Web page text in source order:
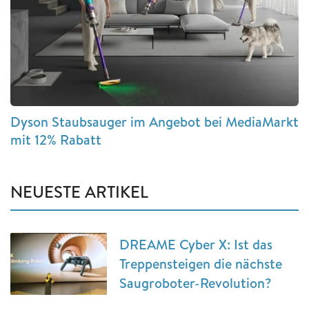
Dyson Staubsauger im Angebot bei MediaMarkt
mit 12% Rabatt
NEUESTE ARTIKEL
DREAME Cyber X: Ist das
Treppensteigen die nächste
Saugroboter-Revolution?